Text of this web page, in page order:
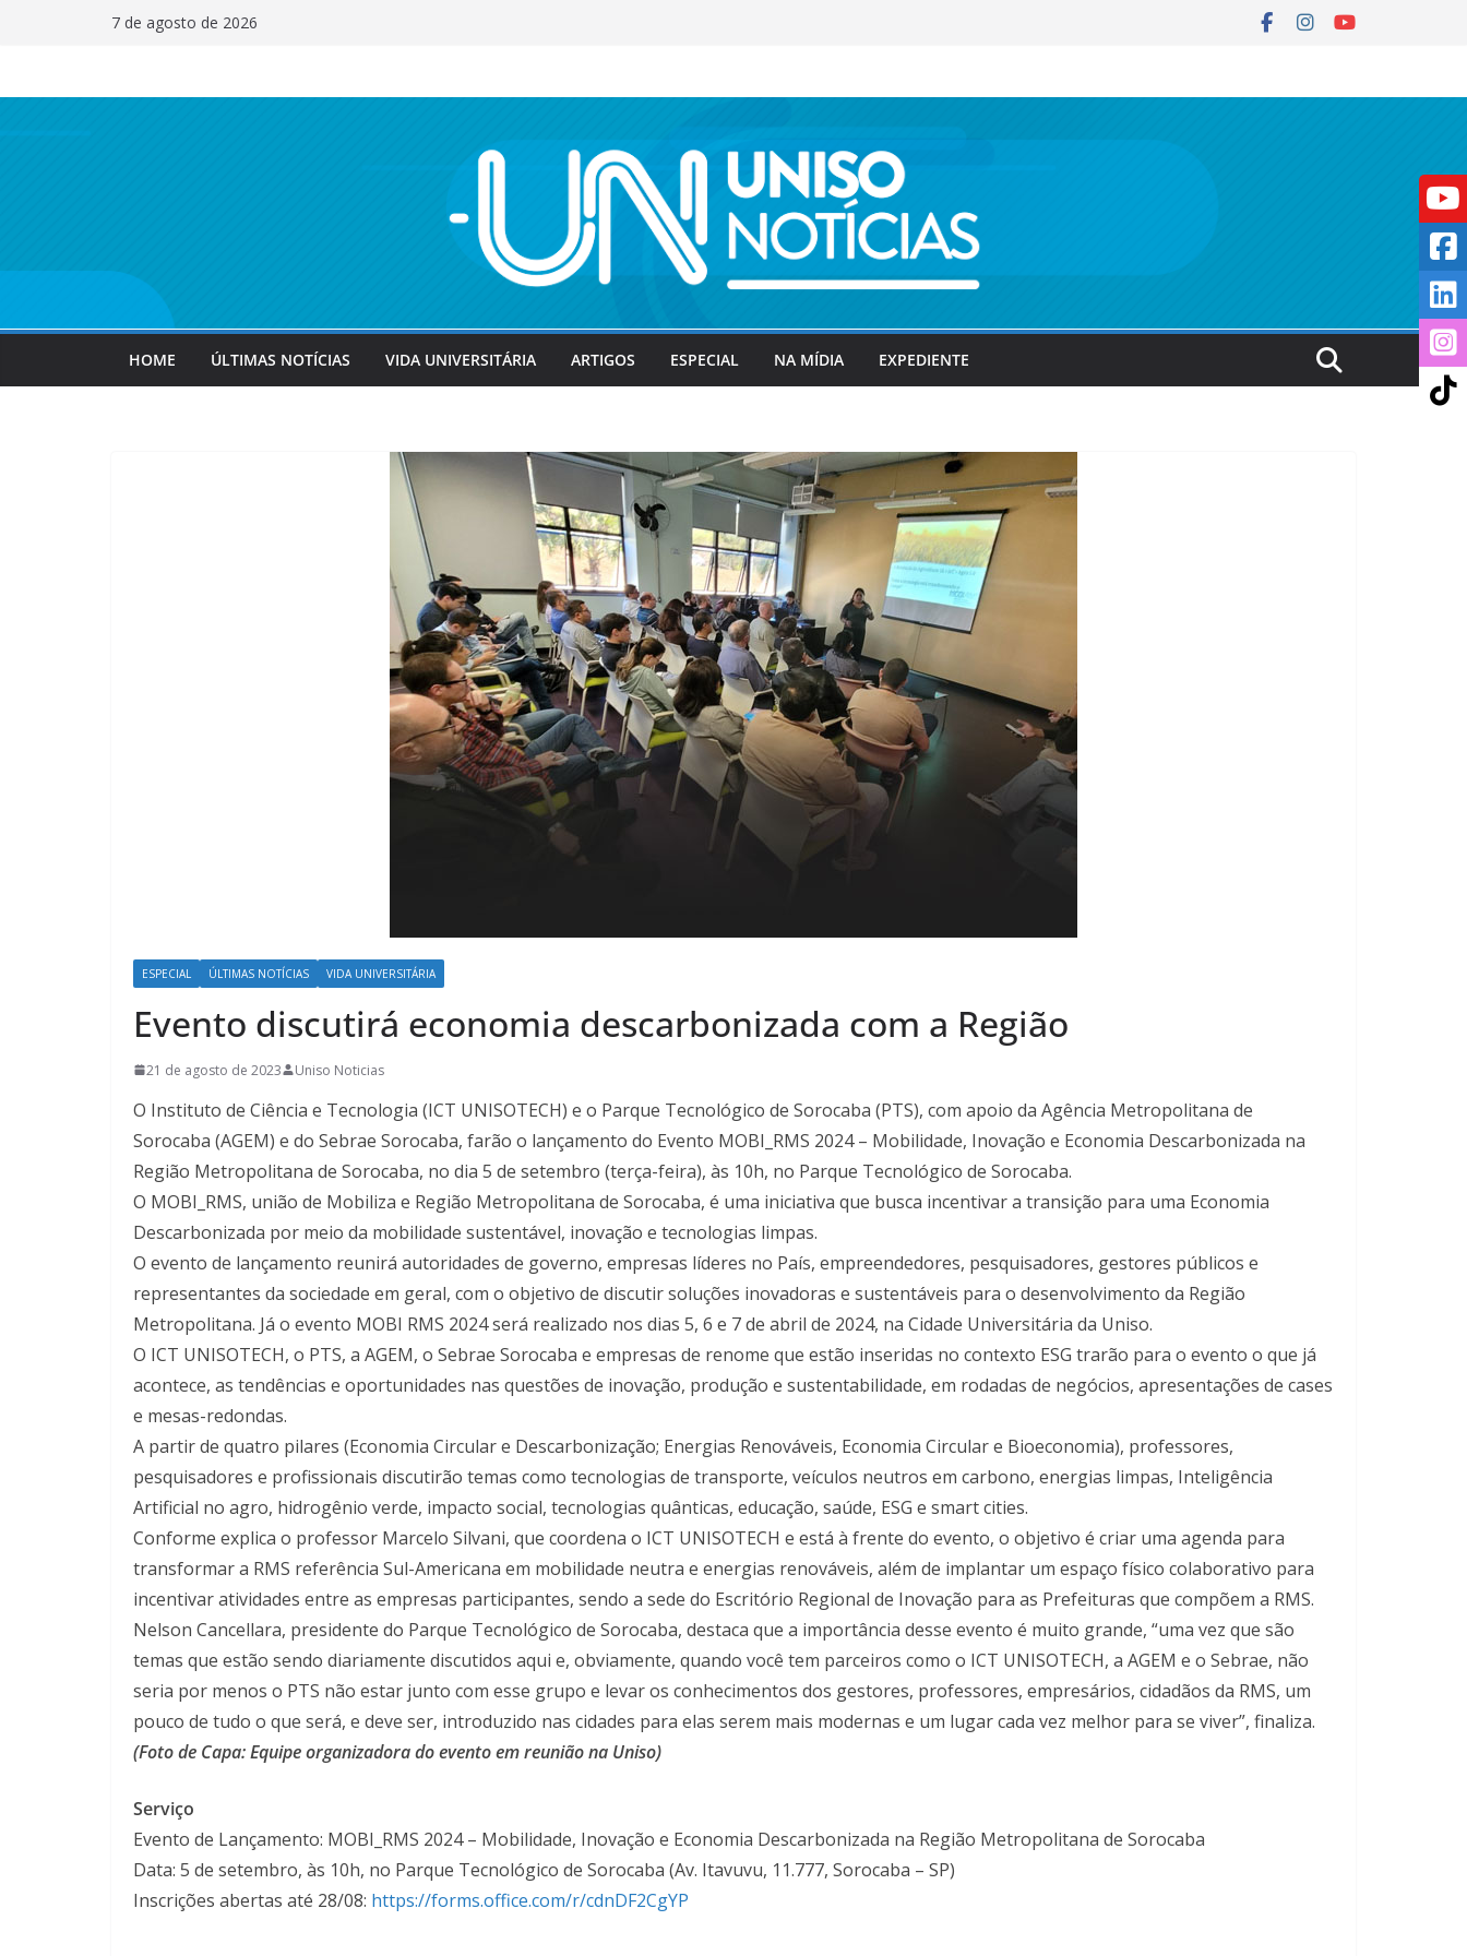
7 de agosto de 2026
HOME ÚLTIMAS NOTÍCIAS VIDA UNIVERSITÁRIA ARTIGOS ESPECIAL NA MÍDIA EXPEDIENTE
ESPECIAL ÚLTIMAS NOTÍCIAS VIDA UNIVERSITÁRIA
Evento discutirá economia descarbonizada com a Região
21 de agosto de 2023 Uniso Noticias
O Instituto de Ciência e Tecnologia (ICT UNISOTECH) e o Parque Tecnológico de Sorocaba (PTS), com apoio da Agência Metropolitana de
Sorocaba (AGEM) e do Sebrae Sorocaba, farão o lançamento do Evento MOBI_RMS 2024 – Mobilidade, Inovação e Economia Descarbonizada na
Região Metropolitana de Sorocaba, no dia 5 de setembro (terça-feira), às 10h, no Parque Tecnológico de Sorocaba.
O MOBI_RMS, união de Mobiliza e Região Metropolitana de Sorocaba, é uma iniciativa que busca incentivar a transição para uma Economia
Descarbonizada por meio da mobilidade sustentável, inovação e tecnologias limpas.
O evento de lançamento reunirá autoridades de governo, empresas líderes no País, empreendedores, pesquisadores, gestores públicos e
representantes da sociedade em geral, com o objetivo de discutir soluções inovadoras e sustentáveis para o desenvolvimento da Região
Metropolitana. Já o evento MOBI RMS 2024 será realizado nos dias 5, 6 e 7 de abril de 2024, na Cidade Universitária da Uniso.
O ICT UNISOTECH, o PTS, a AGEM, o Sebrae Sorocaba e empresas de renome que estão inseridas no contexto ESG trarão para o evento o que já
acontece, as tendências e oportunidades nas questões de inovação, produção e sustentabilidade, em rodadas de negócios, apresentações de cases
e mesas-redondas.
A partir de quatro pilares (Economia Circular e Descarbonização; Energias Renováveis, Economia Circular e Bioeconomia), professores,
pesquisadores e profissionais discutirão temas como tecnologias de transporte, veículos neutros em carbono, energias limpas, Inteligência
Artificial no agro, hidrogênio verde, impacto social, tecnologias quânticas, educação, saúde, ESG e smart cities.
Conforme explica o professor Marcelo Silvani, que coordena o ICT UNISOTECH e está à frente do evento, o objetivo é criar uma agenda para
transformar a RMS referência Sul-Americana em mobilidade neutra e energias renováveis, além de implantar um espaço físico colaborativo para
incentivar atividades entre as empresas participantes, sendo a sede do Escritório Regional de Inovação para as Prefeituras que compõem a RMS.
Nelson Cancellara, presidente do Parque Tecnológico de Sorocaba, destaca que a importância desse evento é muito grande, “uma vez que são
temas que estão sendo diariamente discutidos aqui e, obviamente, quando você tem parceiros como o ICT UNISOTECH, a AGEM e o Sebrae, não
seria por menos o PTS não estar junto com esse grupo e levar os conhecimentos dos gestores, professores, empresários, cidadãos da RMS, um
pouco de tudo o que será, e deve ser, introduzido nas cidades para elas serem mais modernas e um lugar cada vez melhor para se viver”, finaliza.
(Foto de Capa:Equipe organizadora do evento em reunião na Uniso)
Serviço
Evento de Lançamento: MOBI_RMS 2024 – Mobilidade, Inovação e Economia Descarbonizada na Região Metropolitana de Sorocaba
Data: 5 de setembro, às 10h, no Parque Tecnológico de Sorocaba (Av. Itavuvu, 11.777, Sorocaba – SP)
Inscrições abertas até 28/08: https://forms.office.com/r/cdnDF2CgYP